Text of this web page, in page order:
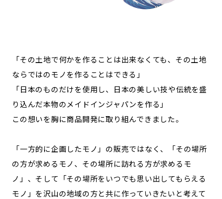
「その土地で何かを作ることは出来なくても、その土地
ならではのモノを作ることはできる」
「日本のものだけを使用し、日本の美しい技や伝統を盛
り込んだ本物のメイドインジャパンを作る」
この想いを胸に商品開発に取り組んできました。
「一方的に企画したモノ」の販売ではなく、「その場所
の方が求めるモノ、その場所に訪れる方が求めるモ
ノ」、そして「その場所をいつでも思い出してもらえる
モノ」を沢山の地域の方と共に作っていきたいと考えて